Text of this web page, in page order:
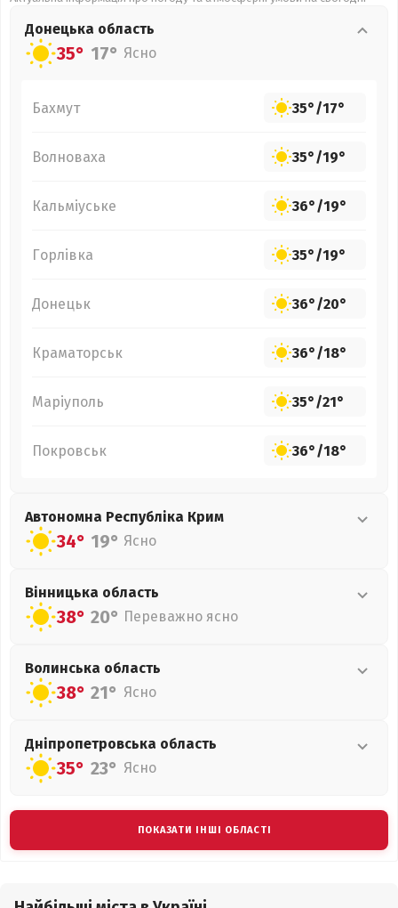
Донецька область
35° 17° Ясно
Бахмут 35°/17°
Волноваха 35°/19°
Кальміуське 36°/19°
Горлівка 35°/19°
Донецьк 36°/20°
Краматорськ 36°/18°
Маріуполь 35°/21°
Покровськ 36°/18°
Автономна Республіка Крим
34° 19° Ясно
Вінницька область
38° 20° Переважно ясно
Волинська область
38° 21° Ясно
Дніпропетровська область
35° 23° Ясно
ПОКАЗАТИ ІНШІ ОБЛАСТІ